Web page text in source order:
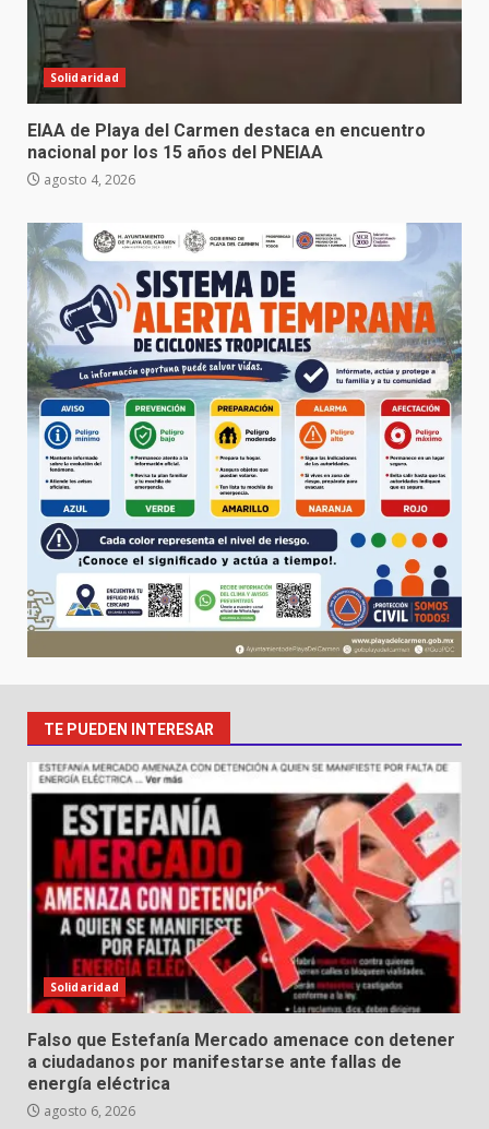
Solidaridad
EIAA de Playa del Carmen destaca en encuentro
nacional por los 15 años del PNEIAA
agosto 4, 2026
TE PUEDEN INTERESAR
Solidaridad
Falso que Estefanía Mercado amenace con detener
a ciudadanos por manifestarse ante fallas de
energía eléctrica
agosto 6, 2026